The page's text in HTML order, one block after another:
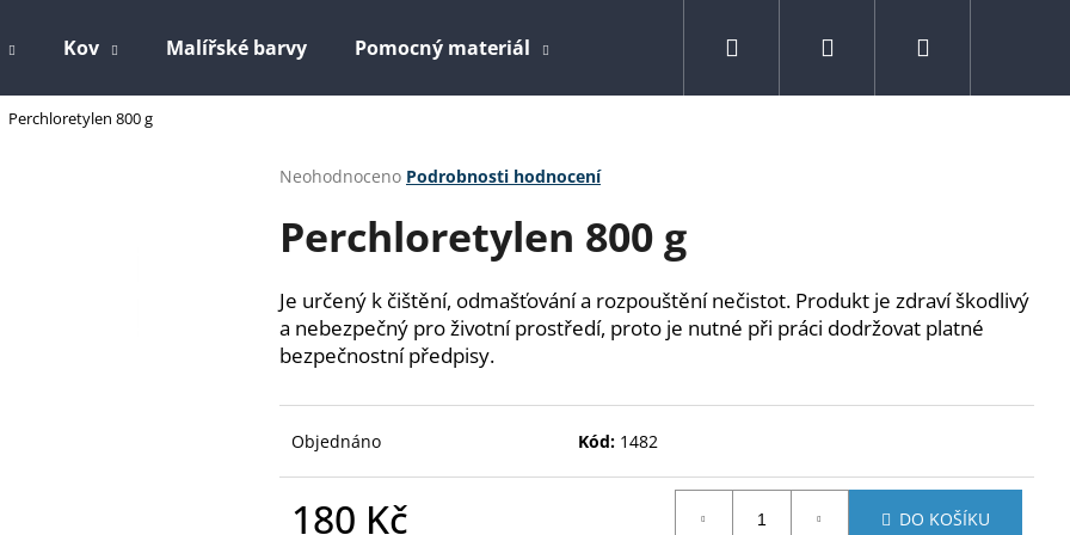
Kov Malířské barvy Pomocný materiál Drogerie Kontakty
Přihlášení
Perchloretylen 800 g
Průměrné
produktu
je
z
5
hvězdiček.
Neohodnoceno Podrobnosti hodnocení
Perchloretylen 800 g
Je určený k čištění, odmašťování a rozpouštění nečistot. Produkt je zdraví škodlivý
a nebezpečný pro životní prostředí, proto je nutné při práci dodržovat platné
bezpečnostní předpisy.
Objednáno Kód: 1482
180 Kč DO KOŠÍKU
Co potřebujete najít?
HLEDAT
EPOLEX EPOXIDOVÁ PRYSKYŘICE 1200
PERCHLORETYLEN 800 G